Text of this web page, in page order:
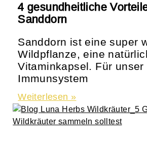
4 gesundheitliche
Sanddorn
Sanddorn ist eine super
Wildpflanze, eine
Vitaminkapsel. Für unser
Immunsystem
Weiterlesen »